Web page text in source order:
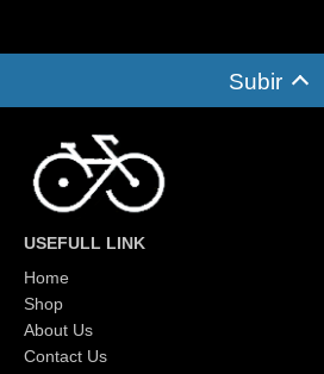
Subir
USEFULL LINK
Home
Shop
About Us
Contact Us